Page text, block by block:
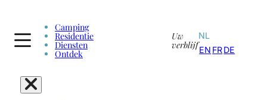
Camping
Residentie
Diensten
Ontdek
Uw
verblijf
NL
EN FRDE